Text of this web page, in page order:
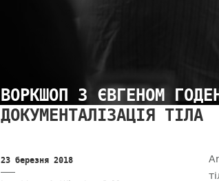
ВОРКШОП З ЄВГЕНОМ
ДОКУМЕНТАЛІЗАЦІЯ ТІЛА
23 березня 2018